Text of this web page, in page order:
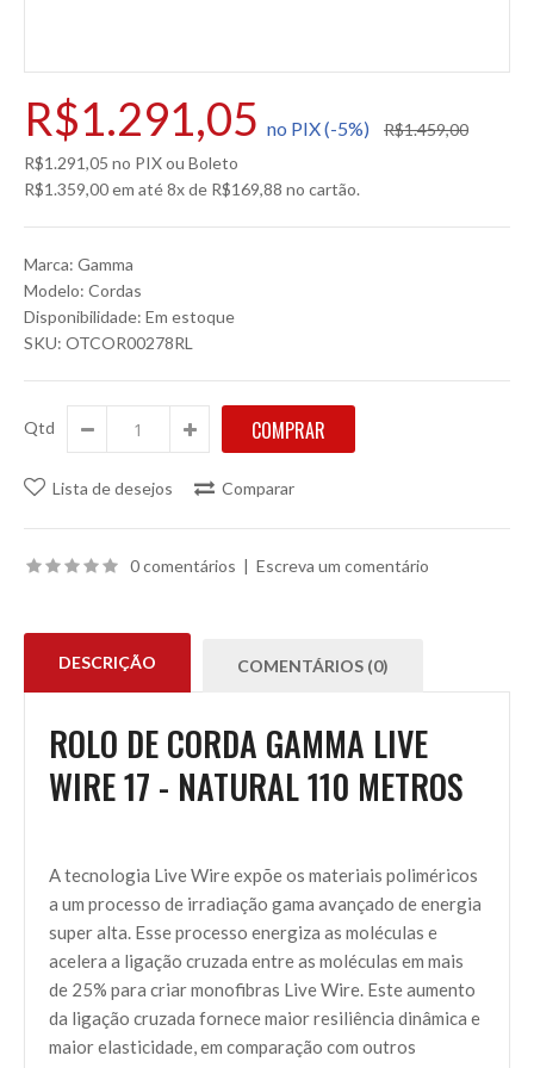
R$1.291,05 no PIX (-5%)
R$1.459,00
R$1.291,05 no PIX ou Boleto
R$1.359,00 em até 8x de R$169,88 no cartão.
Marca: Gamma
Modelo: Cordas
Disponibilidade: Em estoque
SKU: OTCOR00278RL
Qtd
Lista de desejos Comparar
0 comentários | Escreva um comentário
DESCRIÇÃO COMENTÁRIOS (0)
ROLO DE CORDA GAMMA LIVE
WIRE 17 - NATURAL 110 METROS
A tecnologia Live Wire expõe os materiais poliméricos
a um processo de irradiação gama avançado de energia
super alta. Esse processo energiza as moléculas e
acelera a ligação cruzada entre as moléculas em mais
de 25% para criar monofibras Live Wire. Este aumento
da ligação cruzada fornece maior resiliência dinâmica e
maior elasticidade, em comparação com outros